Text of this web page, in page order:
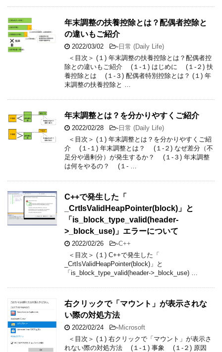
年末調整の扶養控除とは？配偶者控除と
の違いもご紹介
2022/03/02 -日常 (Daily Life)
＜目次＞ (１) 年末調整の扶養控除とは？配偶者控
除との違いもご紹介 (１-１) はじめに (１-２) 扶
養控除とは (１-３) 配偶者特別控除とは？ (１) 年
末調整の扶養控除と …
年末調整とは？を分かりやすくご紹介
2022/02/28 -日常 (Daily Life)
＜目次＞ (１) 年末調整とは？を分かりやすくご紹
介 (１-１) 年末調整とは？ (１-２) なぜ差分（不
足分や過剰分）が発生するか？ (１-３) 年末調整
は何をやるの？ (１- …
C++で発生した「
_CrtIsValidHeapPointer(block)」と
「is_block_type_valid(header-
>_block_use)」エラーについて
2022/02/26 -C++
＜目次＞ (１) C++で発生した「
_CrtIsValidHeapPointer(block)」と
「is_block_type_valid(header->_block_use) …
右クリックで「マウント」が表示されな
い際の対処方法
2022/02/24 -Microsoft
＜目次＞ (１) 右クリックで「マウント」が表示さ
れない際の対処方法 (１-１) 事象 (１-２) 原因